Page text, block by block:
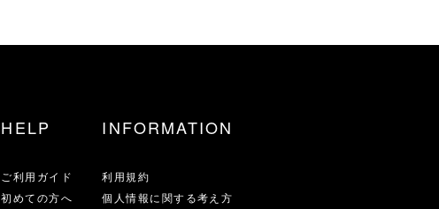
HELP
ご利用ガイド
初めての方へ
INFORMATION
利用規約
個人情報に関する考え方